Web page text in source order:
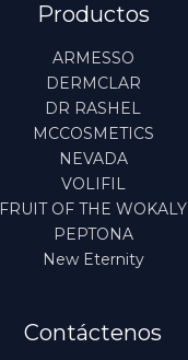
Productos
ARMESSO
DERMCLAR
DR RASHEL
MCCOSMETICS
NEVADA
VOLIFIL
FRUIT OF THE WOKALY
PEPTONA
New Eternity
Contáctenos